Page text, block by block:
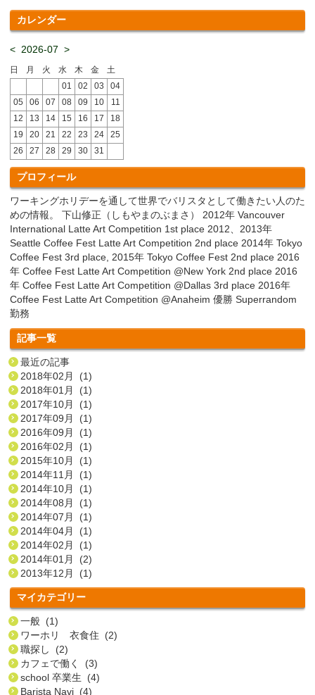
カレンダー
< 2026-07 >
日 月 火 水 木 金
土
01
02 03
04
05
06 07 08 09 10
11
12
13 14 15 16 17
18
19
20 21 22 23 24
25
26
27 28 29 30 31
プロフィール
ワーキングホリデーを通して世界でバリスタとして働きたい人のた
めの情報。 下山修正（しもやまのぶまさ） 2012年 Vancouver
International Latte Art Competition 1st place 2012、2013年
Seattle Coffee Fest Latte Art Competition 2nd place 2014年 Tokyo
Coffee Fest 3rd place, 2015年 Tokyo Coffee Fest 2nd place 2016
年 Coffee Fest Latte Art Competition @New York 2nd place 2016
年 Coffee Fest Latte Art Competition @Dallas 3rd place 2016年
Coffee Fest Latte Art Competition @Anaheim 優勝 Superrandom
勤務
記事一覧
最近の記事
2018年02月 (1)
2018年01月 (1)
2017年10月 (1)
2017年09月 (1)
2016年09月 (1)
2016年02月 (1)
2015年10月 (1)
2014年11月 (1)
2014年10月 (1)
2014年08月 (1)
2014年07月 (1)
2014年04月 (1)
2014年02月 (1)
2014年01月 (2)
2013年12月 (1)
マイカテゴリー
一般 (1)
ワーホリ 衣食住 (2)
職探し (2)
カフェで働く (3)
school 卒業生 (4)
Barista Navi (4)